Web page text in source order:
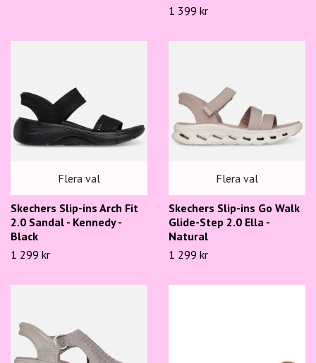
1 399 kr
Flera val
Skechers Slip-ins Arch Fit
2.0 Sandal - Kennedy -
Black
1 299 kr
Flera val
Skechers Slip-ins Go Walk
Glide-Step 2.0 Ella -
Natural
1 299 kr